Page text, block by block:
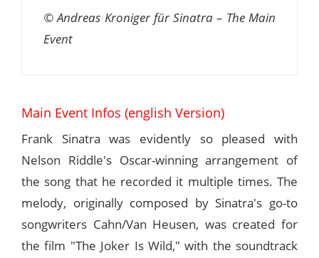
© Andreas Kroniger für Sinatra – The Main
Event
Main Event Infos (english Version)
Frank Sinatra was evidently so pleased with
Nelson Riddle's Oscar-winning arrangement of
the song that he recorded it multiple times. The
melody, originally composed by Sinatra's go-to
songwriters Cahn/Van Heusen, was created for
the film "The Joker Is Wild," with the soundtrack